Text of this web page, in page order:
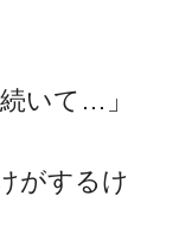
いて…」
がするけ